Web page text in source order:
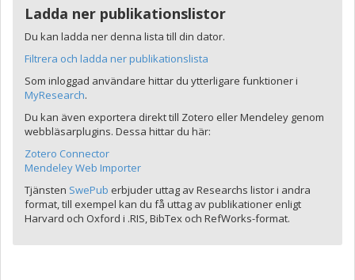
Ladda ner publikationslistor
Du kan ladda ner denna lista till din dator.
Filtrera och ladda ner publikationslista
Som inloggad användare hittar du ytterligare funktioner i
MyResearch.
Du kan även exportera direkt till Zotero eller Mendeley genom
webbläsarplugins. Dessa hittar du här:
Zotero Connector
Mendeley Web Importer
Tjänsten SwePub erbjuder uttag av Researchs listor i andra
format, till exempel kan du få uttag av publikationer enligt
Harvard och Oxford i .RIS, BibTex och RefWorks-format.